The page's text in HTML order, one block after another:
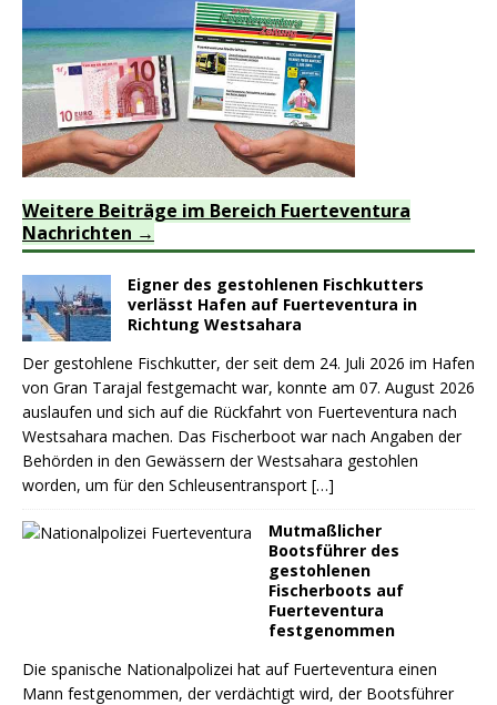
Weitere Beiträge im Bereich Fuerteventura
Nachrichten
Eigner des gestohlenen Fischkutters
verlässt Hafen auf Fuerteventura in
Richtung Westsahara
Der gestohlene Fischkutter, der seit dem 24. Juli 2026 im Hafen
von Gran Tarajal festgemacht war, konnte am 07. August 2026
auslaufen und sich auf die Rückfahrt von Fuerteventura nach
Westsahara machen. Das Fischerboot war nach Angaben der
Behörden in den Gewässern der Westsahara gestohlen
worden, um für den Schleusentransport […]
Mutmaßlicher
Bootsführer des
gestohlenen
Fischerboots auf
Fuerteventura
festgenommen
Die spanische Nationalpolizei hat auf Fuerteventura einen
Mann festgenommen, der verdächtigt wird, der Bootsführer